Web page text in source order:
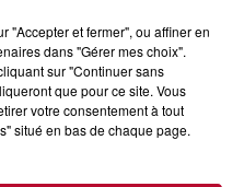
À VILLEVEYRAC
"Accepter et fermer", ou affiner en
dans "Gérer mes choix".
sur "Continuer sans
que pour ce site. Vous
votre consentement à tout
situé en bas de chaque page.